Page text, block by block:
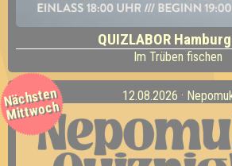
QUIZLABOR
Im Trüben fischen
Nächsten
Mittwoch
12.08.2026 ·